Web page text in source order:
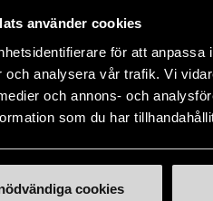
använder cookies
för att
och analysera vår trafik. Vi
och annons- och
som du har
cookies